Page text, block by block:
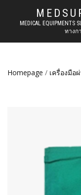
MEDICAL
ทางก
Homepage / เครื่องมือ